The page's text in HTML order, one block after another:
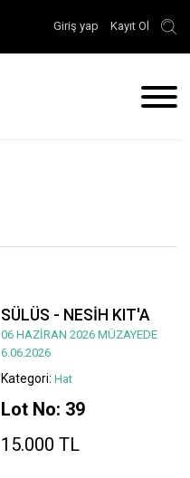
Giriş yap Kayıt Ol
SÜLÜS - NESİH KIT'A
06 HAZİRAN 2026 MÜZAYEDE
6.06.2026
Kategori: Hat
Lot No: 39
15.000 TL